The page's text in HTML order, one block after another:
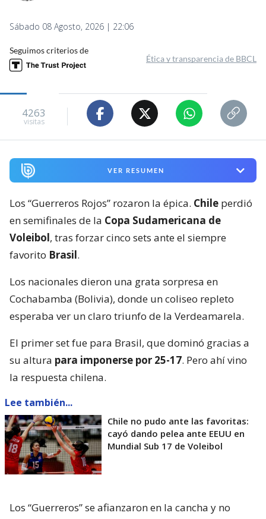
Sábado 08 Agosto, 2026 | 22:06
Seguimos criterios de
Ética y transparencia de BBCL
4263
visitas
VER RESUMEN
Los “Guerreros Rojos” rozaron la épica. Chile perdió
en semifinales de la Copa Sudamericana de
Voleibol, tras forzar cinco sets ante el siempre
favorito Brasil.
Los nacionales dieron una grata sorpresa en
Cochabamba (Bolivia), donde un coliseo repleto
esperaba ver un claro triunfo de la Verdeamarela.
El primer set fue para Brasil, que dominó gracias a
su altura para imponerse por 25-17. Pero ahí vino
la respuesta chilena.
Lee también...
Chile no pudo ante las favoritas:
cayó dando pelea ante EEUU en
Mundial Sub 17 de Voleibol
Los “Guerreros” se afianzaron en la cancha y no